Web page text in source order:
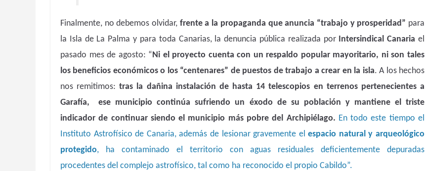
Finalmente, no debemos olvidar, frente a la propaganda que anuncia “trabajo y prosperidad” para
la Isla de La Palma y para toda Canarias, la denuncia pública realizada por Intersindical Canaria el
pasado mes de agosto: “Ni el proyecto cuenta con un respaldo popular mayoritario, ni son tales
los beneficios económicos o los “centenares” de puestos de trabajo a crear en la isla. A los hechos
nos remitimos:tras la dañina instalación de hasta 14 telescopios en terrenos pertenecientes a
Garafía,
ese municipio continúa sufriendo un éxodo de su población y mantiene el triste
indicador de continuar siendo el municipio más pobre del Archipiélago. En todo este tiempo el
Instituto Astrofísico de Canaria, además de lesionar gravemente elespacio natural y arqueológico
protegido, ha contaminado el territorio con aguas residuales deficientemente depuradas
procedentes del complejo astrofísico, tal como ha reconocido el propio Cabildo”.